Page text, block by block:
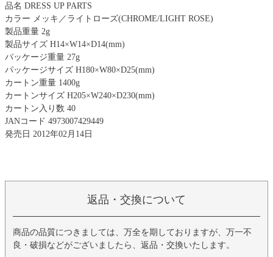
品名 DRESS UP PARTS
カラー メッキ／ライトローズ(CHROME/LIGHT ROSE)
製品重量 2g
製品サイズ H14×W14×D14(mm)
パッケージ重量 27g
パッケージサイズ H180×W80×D25(mm)
カートン重量 1400g
カートンサイズ H205×W240×D230(mm)
カートン入り数 40
JANコード 4973007429449
発売日 2012年02月14日
返品・交換について
商品の品質につきましては、万全を期しておりますが、万一不
良・破損などがございましたら、返品・交換いたします。